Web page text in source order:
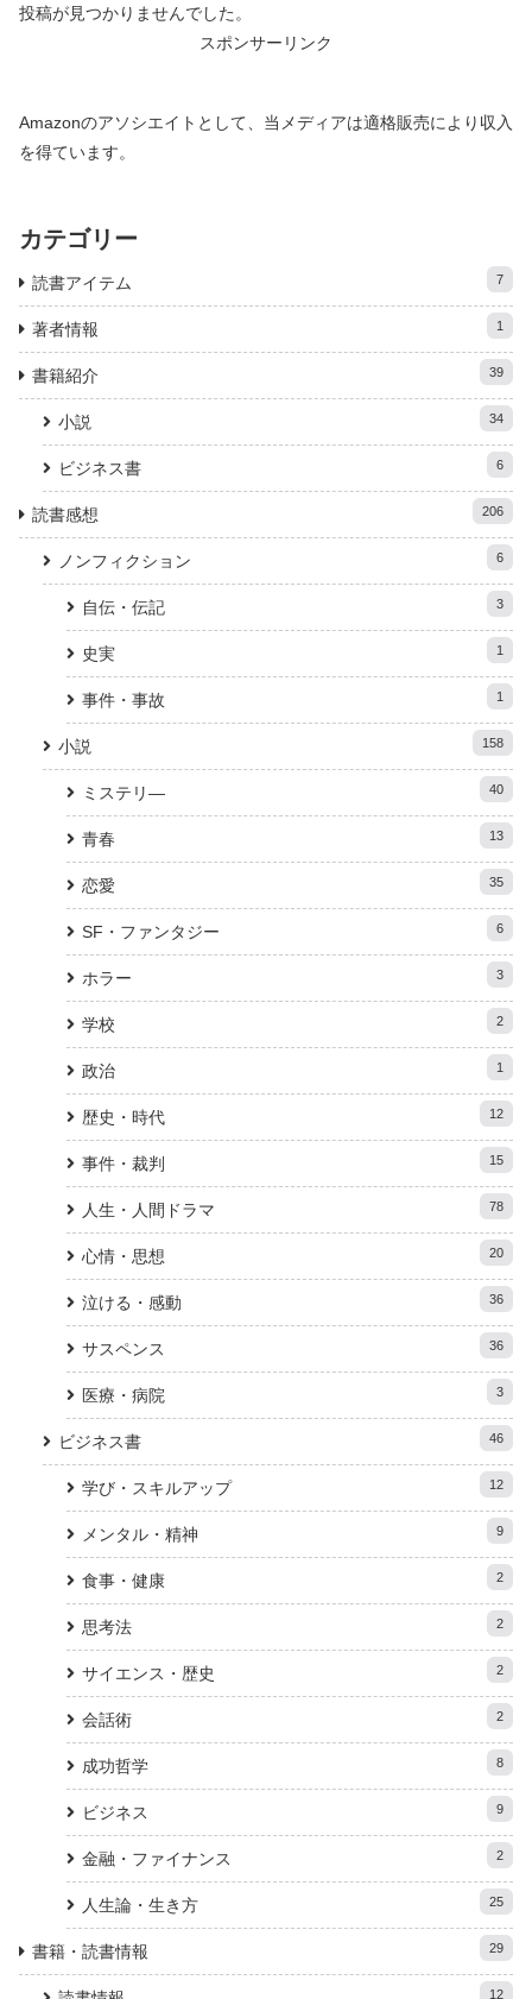
投稿が見つかりませんでした。
スポンサーリンク
Amazonのアソシエイトとして、当メディアは適格販売により収入
を得ています。
カテゴリー
読書アイテム 7
著者情報 1
書籍紹介 39
小説 34
ビジネス書 6
読書感想 206
ノンフィクション 6
自伝・伝記 3
史実 1
事件・事故 1
小説 158
ミステリ― 40
青春 13
恋愛 35
SF・ファンタジー 6
ホラー 3
学校 2
政治 1
歴史・時代 12
事件・裁判 15
人生・人間ドラマ 78
心情・思想 20
泣ける・感動 36
サスペンス 36
医療・病院 3
ビジネス書 46
学び・スキルアップ 12
メンタル・精神 9
食事・健康 2
思考法 2
サイエンス・歴史 2
会話術 2
成功哲学 8
ビジネス 9
金融・ファイナンス 2
人生論・生き方 25
書籍・読書情報 29
12